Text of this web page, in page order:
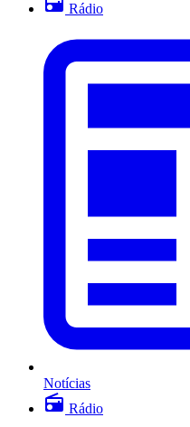
Rádio
Notícias
Rádio